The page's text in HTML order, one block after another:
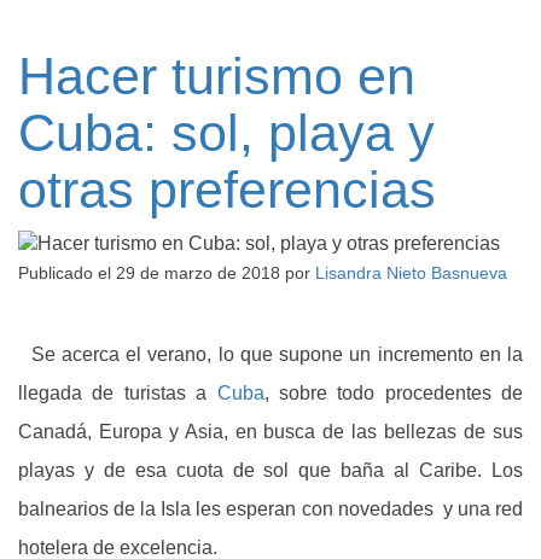
Hacer turismo en
Cuba: sol, playa y
otras preferencias
Publicado el 29 de marzo de 2018 por Lisandra Nieto Basnueva
Se acerca el verano, lo que supone un incremento en la
llegada de turistas a Cuba, sobre todo procedentes de
Canadá, Europa y Asia, en busca de las bellezas de sus
playas y de esa cuota de sol que baña al Caribe. Los
balnearios de la Isla les esperan con novedades y una red
hotelera de excelencia.